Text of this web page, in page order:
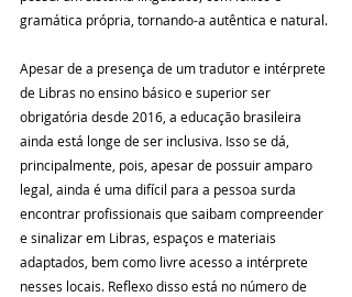
gramática própria, tornando-a autêntica e natural.
Apesar de a presença de um tradutor e intérprete
de Libras no ensino básico e superior ser
obrigatória desde 2016, a educação brasileira
ainda está longe de ser inclusiva. Isso se dá,
principalmente, pois, apesar de possuir amparo
legal, ainda é uma difícil para a pessoa surda
encontrar profissionais que saibam compreender
e sinalizar em Libras, espaços e materiais
adaptados, bem como livre acesso a intérprete
nesses locais. Reflexo disso está no número de